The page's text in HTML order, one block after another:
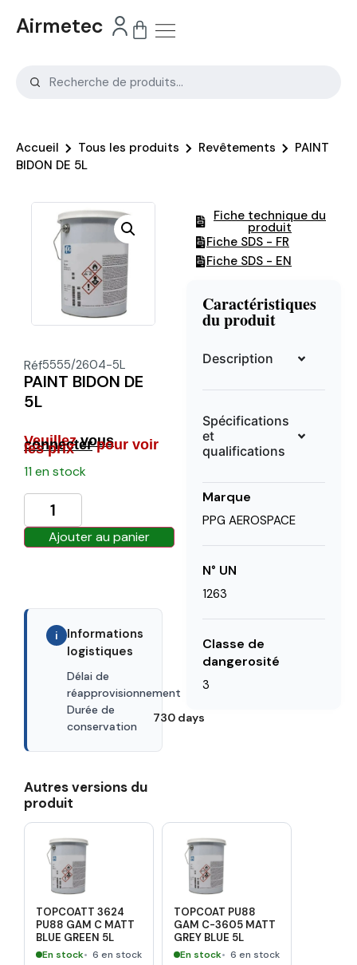
Airmetec
Accueil Tous les produits Revêtements
PAINT
BIDON DE 5L
Réf5555/2604-5L
PAINT BIDON DE
5L
Veuillezvous
connecterpour voir
les prix
11 en stock
Ajouter au panier
i
Informations
logistiques
Délai de
réapprovisionnement
30 days
Durée de
conservation
730 days
Autres versions du
produit
TOPCOATT 3624
PU88 GAM C MATT
BLUE GREEN 5L
En stock 6 en stock
TOPCOAT PU88
GAM C-3605 MATT
GREY BLUE 5L
En stock 6 en stock
Fiche technique du
produit
Fiche SDS - FR
Fiche SDS - EN
Caractéristiques
du produit
Description
Spécifications
et
qualifications
Marque
PPG AEROSPACE
N° UN
1263
Classe de
dangerosité
3